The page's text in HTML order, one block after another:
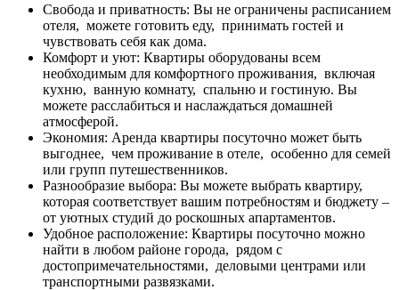
Свобода и приватность: Вы не ограничены расписанием
отеля, можете готовить еду, принимать гостей и
чувствовать себя как дома.
Комфорт и уют: Квартиры оборудованы всем
необходимым для комфортного проживания, включая
кухню, ванную комнату, спальню и гостиную. Вы
можете расслабиться и наслаждаться домашней
атмосферой.
Экономия: Аренда квартиры посуточно может быть
выгоднее, чем проживание в отеле, особенно для семей
или групп путешественников.
Разнообразие выбора: Вы можете выбрать квартиру,
которая соответствует вашим потребностям и бюджету –
от уютных студий до роскошных апартаментов.
Удобное расположение: Квартиры посуточно можно
найти в любом районе города, рядом с
достопримечательностями, деловыми центрами или
транспортными развязками.